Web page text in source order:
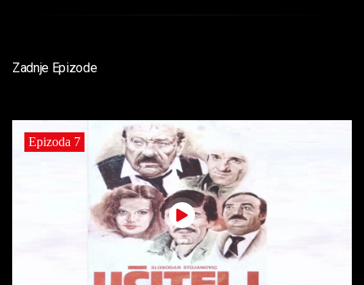
Zadnje Epizode
Epizoda 7